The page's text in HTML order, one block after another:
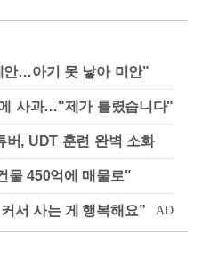
안…아기 못 낳아 미안"
사과…"제가 틀렸습니다"
, UDT 훈련 완벽 소화
물 450억에 매물로"